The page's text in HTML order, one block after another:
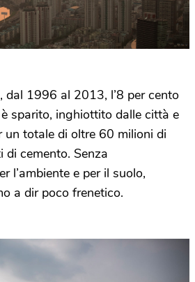
dal 1996 al 2013, l’8 per cento
sparito, inghiottito dalle città e
un totale di oltre 60 milioni di
cemento. Senza
l’ambiente e per il suolo,
a dir poco frenetico.